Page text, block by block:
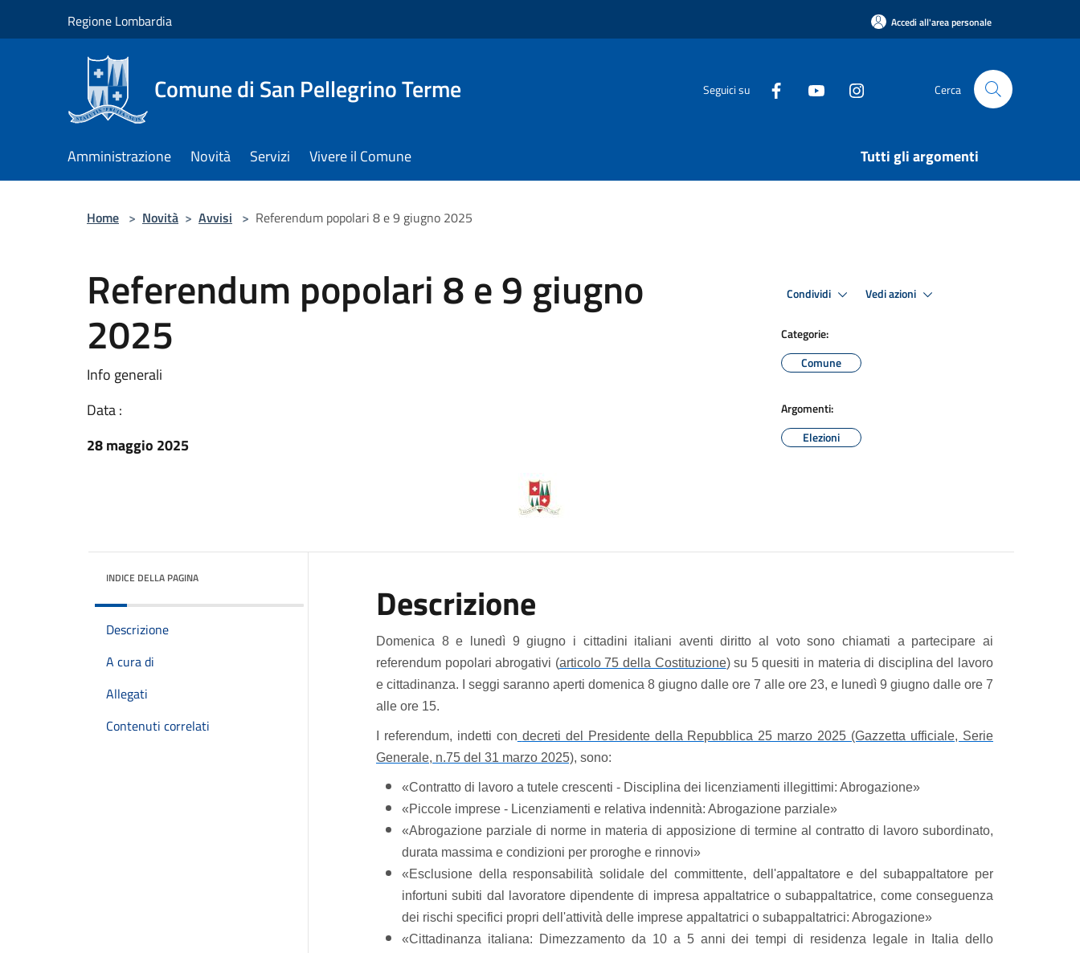
Regione Lombardia Accedi all'area personale
Comune di San Pellegrino Terme Seguici su Cerca
Amministrazione Novità Servizi Vivere il Comune Tutti gli argomenti
Home > Novità > Avvisi > Referendum popolari 8 e 9 giugno 2025
Referendum popolari 8 e 9 giugno
2025
Info generali
Data :
28 maggio 2025
Condividi Vedi azioni
Categorie:
Comune
Argomenti:
Elezioni
INDICE DELLA PAGINA
Descrizione
A cura di
Allegati
Contenuti correlati
Descrizione
Domenica 8 e lunedì 9 giugno i cittadini italiani aventi diritto al voto sono chiamati a partecipare ai
referendum popolari abrogativi (articolo 75 della Costituzione) su 5 quesiti in materia di disciplina del lavoro
e cittadinanza. I seggi saranno aperti domenica 8 giugno dalle ore 7 alle ore 23, e lunedì 9 giugno dalle ore 7
alle ore 15.
I referendum, indetti con decreti del Presidente della Repubblica 25 marzo 2025 (Gazzetta ufficiale, Serie
Generale, n.75 del 31 marzo 2025), sono:
«Contratto di lavoro a tutele crescenti - Disciplina dei licenziamenti illegittimi: Abrogazione»
«Piccole imprese - Licenziamenti e relativa indennità: Abrogazione parziale»
«Abrogazione parziale di norme in materia di apposizione di termine al contratto di lavoro subordinato,
durata massima e condizioni per proroghe e rinnovi»
«Esclusione della responsabilità solidale del committente, dell'appaltatore e del subappaltatore per
infortuni subiti dal lavoratore dipendente di impresa appaltatrice o subappaltatrice, come conseguenza
dei rischi specifici propri dell'attività delle imprese appaltatrici o subappaltatrici: Abrogazione»
«Cittadinanza italiana: Dimezzamento da 10 a 5 anni dei tempi di residenza legale in Italia dello